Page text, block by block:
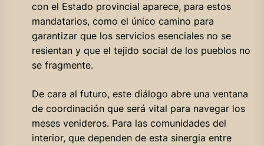
con el Estado provincial aparece, para estos
mandatarios, como el único camino para
garantizar que los servicios esenciales no se
resientan y que el tejido social de los pueblos no
se fragmente.
De cara al futuro, este diálogo abre una ventana
de coordinación que será vital para navegar los
meses venideros. Para las comunidades del
interior, que dependen de esta sinergia entre